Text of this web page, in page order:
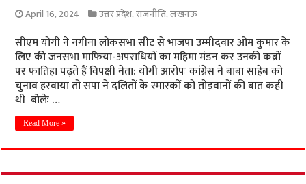
April 16, 2024 उत्तर प्रदेश,राजनीति,लखनऊ
सीएम योगी ने नगीना लोकसभा सीट से भाजपा उम्मीदवार ओम कुमार के
लिए की जनसभा माफिया-अपराधियों का महिमा मंडन कर उनकी कब्रों
पर फातिहा पढ़ते हैं विपक्षी नेता: योगी आरोपः कांग्रेस ने बाबा साहेब को
चुनाव हरवाया तो सपा ने दलितों के स्मारकों को तोड़वानों की बात कही
थी बोलेः …
Read More »